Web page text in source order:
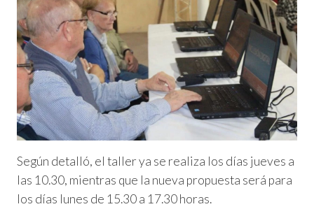
Según detalló, el taller ya se realiza los días jueves a
las 10.30, mientras que la nueva propuesta será para
los días lunes de 15.30 a 17.30 horas.